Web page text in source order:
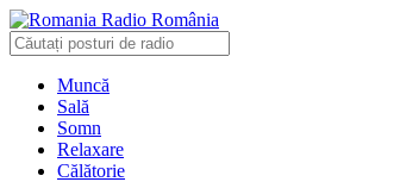
Radio România
Muncă
Sală
Somn
Relaxare
Călătorie